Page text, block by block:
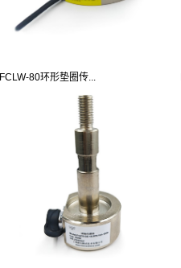
FCLW-80环形垫圈传...